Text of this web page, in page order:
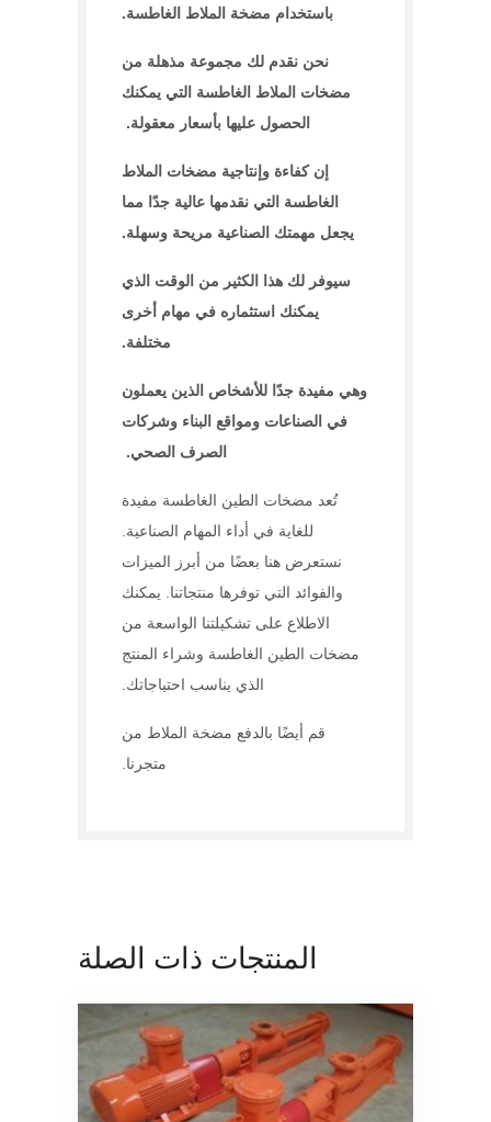
باستخدام مضخة الملاط الغاطسة.
نحن نقدم لك مجموعة مذهلة من
مضخات الملاط الغاطسة التي يمكنك
الحصول عليها بأسعار معقولة.
إن كفاءة وإنتاجية مضخات الملاط
الغاطسة التي نقدمها عالية جدًا مما
يجعل مهمتك الصناعية مريحة وسهلة.
سيوفر لك هذا الكثير من الوقت الذي
يمكنك استثماره في مهام أخرى
مختلفة.
وهي مفيدة جدًا للأشخاص الذين يعملون
في الصناعات ومواقع البناء وشركات
الصرف الصحي.
تُعد مضخات الطين الغاطسة مفيدة
للغاية في أداء المهام الصناعية.
نستعرض هنا بعضًا من أبرز الميزات
والفوائد التي توفرها منتجاتنا. يمكنك
الاطلاع على تشكيلتنا الواسعة من
مضخات الطين الغاطسة وشراء المنتج
الذي يناسب احتياجاتك.
قم أيضًا بالدفع مضخة الملاط من
متجرنا.
المنتجات ذات الصلة